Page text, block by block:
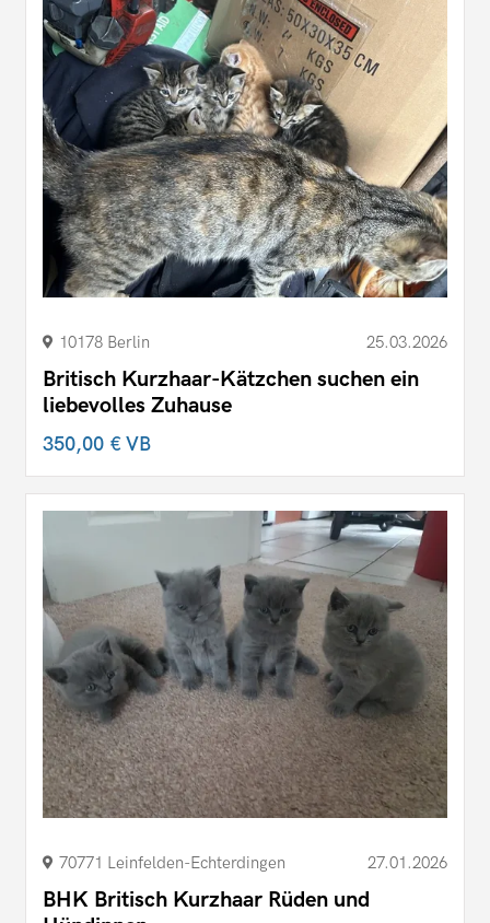
10178 Berlin 25.03.2026
Britisch Kurzhaar-Kätzchen suchen ein
liebevolles Zuhause
350,00 €VB
70771 Leinfelden-Echterdingen 27.01.2026
BHK Britisch Kurzhaar Rüden und